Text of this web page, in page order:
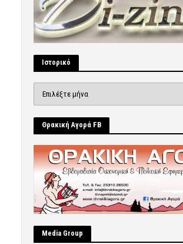
Ιστορικό
Θρακική Αγορά FB
Μedia Group